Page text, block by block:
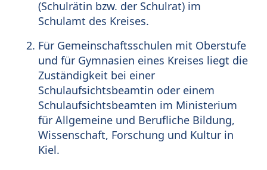
(Schulrätin bzw. der Schulrat) im
Schulamt des Kreises.
Für Gemeinschaftsschulen mit Oberstufe
und für Gymnasien eines Kreises liegt die
Zuständigkeit bei einer
Schulaufsichtsbeamtin oder einem
Schulaufsichtsbeamten im Ministerium
für Allgemeine und Berufliche Bildung,
Wissenschaft, Forschung und Kultur in
Kiel.